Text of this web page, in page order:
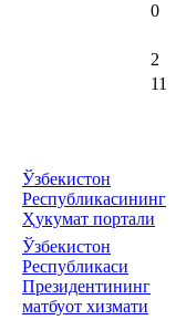
0
2
11
Ўзбекистон
Республикасининг
Ҳукумат портали
Ўзбекистон
Республикаси
Президентининг
матбуот хизмати